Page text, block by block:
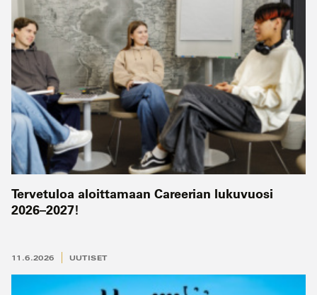
Tervetuloa aloittamaan Careerian lukuvuosi
2026–2027!
11.6.2026 UUTISET